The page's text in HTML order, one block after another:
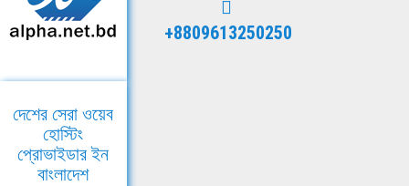
+8809613250250
দেশের সেরা ওয়েব
হোস্টিং
প্রোভাইডার ইন
বাংলাদেশ